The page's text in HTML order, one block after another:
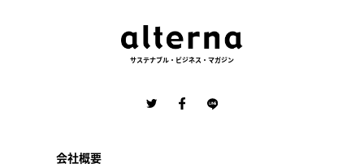
サステナブル・ビジネス・マガジン
会社概要